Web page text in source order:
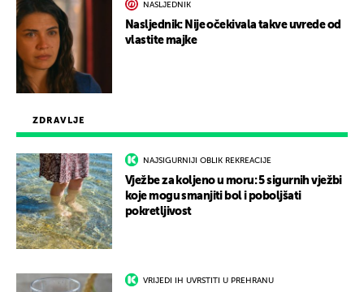
ZDRAVLJE
NAJSIGURNIJI OBLIK REKREACIJE
Vježbe za koljeno u moru: 5 sigurnih vježbi
koje mogu smanjiti bol i poboljšati
pokretljivost
VRIJEDI IH UVRSTITI U PREHRANU
NASLJEDNIK
Nasljednik: Nije očekivala takve uvrede od
vlastite majke